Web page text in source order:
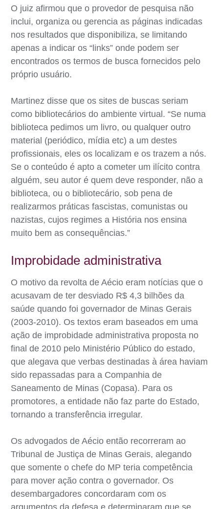
O juiz afirmou que o provedor de pesquisa não
inclui, organiza ou gerencia as páginas indicadas
nos resultados que disponibiliza, se limitando
apenas a indicar os “links” onde podem ser
encontrados os termos de busca fornecidos pelo
próprio usuário.
Martinez disse que os sites de buscas seriam
como bibliotecários do ambiente virtual. “Se numa
biblioteca pedimos um livro, ou qualquer outro
material (periódico, mídia etc) a um destes
profissionais, eles os localizam e os trazem a nós.
Se o conteúdo é apto a cometer um ilícito contra
alguém, seu autor é quem deve responder, não a
biblioteca, ou o bibliotecário, sob pena de
realizarmos práticas fascistas, comunistas ou
nazistas, cujos regimes a História nos ensina
muito bem as consequências.”
Improbidade administrativa
O motivo da revolta de Aécio eram notícias que o
acusavam de ter desviado R$ 4,3 bilhões da
saúde quando foi governador de Minas Gerais
(2003-2010). Os textos eram baseados em uma
ação de improbidade administrativa proposta no
final de 2010 pelo Ministério Público do estado,
que alegava que verbas destinadas à área haviam
sido repassadas para a Companhia de
Saneamento de Minas (Copasa). Para os
promotores, a entidade não faz parte do Estado,
tornando a transferência irregular.
Os advogados de Aécio então recorreram ao
Tribunal de Justiça de Minas Gerais, alegando
que somente o chefe do MP teria competência
para mover ação contra o governador. Os
desembargadores concordaram com os
argumentos da defesa e determinaram que se